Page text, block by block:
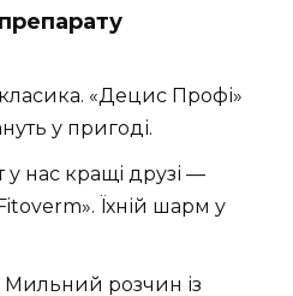
«Децис Профі»
у пригоді.
у нас кращі друзі —
Їхній шарм у
Мильний розчин із